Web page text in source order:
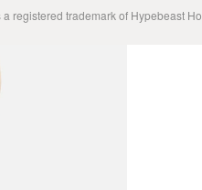
registered trademark of Hypebeast